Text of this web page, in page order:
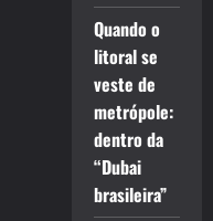
Quando o
litoral se
veste de
metrópole:
dentro da
“Dubai
brasileira”